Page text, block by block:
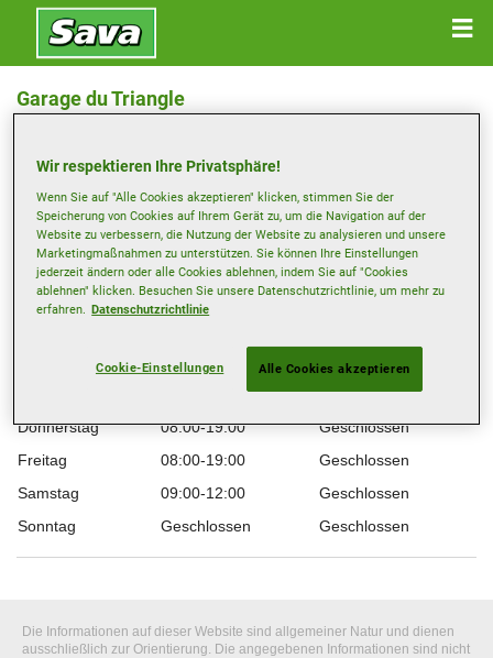
Garage du Triangle
Anfahrtsbeschreibung
mchittano@bluewin.ch
Öffnungszeiten
08:00-19:00
Geschlossen
Geschlossen
Donnerstag
08:00-19:00
Geschlossen
Freitag
08:00-19:00
Geschlossen
Samstag
09:00-12:00
Geschlossen
Sonntag
Geschlossen Geschlossen
Die Informationen auf dieser Website sind allgemeiner Natur und dienen
ausschließlich zur Orientierung. Die angegebenen Informationen sind nicht
Wir respektieren Ihre Privatsphäre!
Wenn Sie auf "Alle Cookies akzeptieren" klicken, stimmen Sie der
Speicherung von Cookies auf Ihrem Gerät zu, um die Navigation auf der
Website zu verbessern, die Nutzung der Website zu analysieren und unsere
Marketingmaßnahmen zu unterstützen. Sie können Ihre Einstellungen
jederzeit ändern oder alle Cookies ablehnen, indem Sie auf "Cookies
ablehnen" klicken. Besuchen Sie unsere Datenschutzrichtlinie, um mehr zu
erfahren. Datenschutzrichtlinie
Cookie-Einstellungen Alle Cookies akzeptieren